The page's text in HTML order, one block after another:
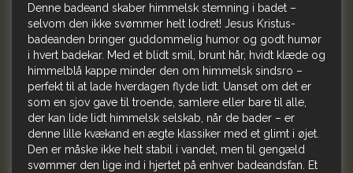
Denne badeand skaber himmelsk stemning i badet –
selvom den ikke svømmer helt lodret! Jesus Kristus-
badeanden bringer guddommelig humor og godt humør
i hvert badekar. Med et blidt smil, brunt hår, hvidt klæde og
himmelblå kappe minder den om himmelsk sindsro –
perfekt til at lade hverdagen flyde lidt. Uanset om det er
som en sjov gave til troende, samlere eller bare til alle,
der kan lide lidt himmelsk selskab, når de bader – er
denne lille kvækand en ægte klassiker med et glimt i øjet.
Den er måske ikke helt stabil i vandet, men til gengæld
svømmer den lige ind i hjertet på enhver badeandsfan. Et